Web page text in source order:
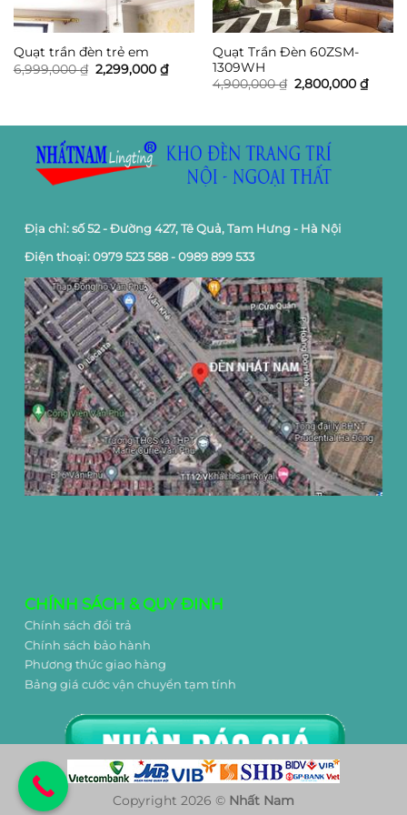
Quạt trần đèn trẻ em
6,999,000₫ Giá
gốc
2,299,000 ₫Giá
hiện
Quạt Trần Đèn 60ZSM-
1309WH
4,900,000₫ Giá
gốc
2,800,000 ₫Giá
hiện
Địa chỉ: số 52 - Đường 427, Tê Quả, Tam Hưng - Hà Nội
Điện thoại: 0979 523 588 - 0989 899 533
CHÍNH SÁCH & QUY ĐINH
Chính sách đổi trả
Chính sách bảo hành
Phương thức giao hàng
Bảng giá cước vận chuyển tạm tính
Copyright 2026 © Nhất Nam